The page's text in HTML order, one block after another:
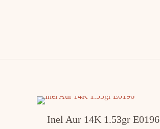
Inel Aur 14K 1.53gr E0196